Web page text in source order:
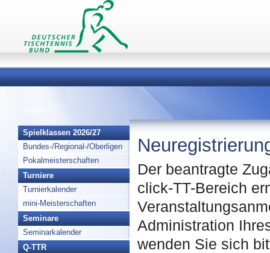
Spielklassen 2026/27
Bundes-/Regional-/Oberligen
Pokalmeisterschaften
Turniere
Turnierkalender
mini-Meisterschaften
Seminare
Seminarkalender
Q-TTR
Der beantragte
click-TT-Bereich
Administration
wenden Sie sich